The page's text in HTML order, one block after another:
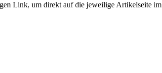
Link, um direkt auf die jeweilige Artikelseite im